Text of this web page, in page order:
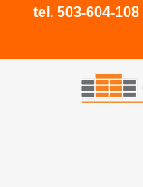
tel. 503-604-108